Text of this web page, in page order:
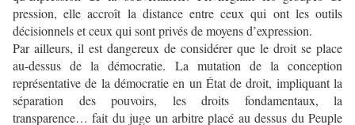
pression, elle accroît la distance entre ceux qui ont les outils
décisionnels et ceux qui sont privés de moyens d’expression.
Par ailleurs, il est dangereux de considérer que le droit se place
au-dessus de la démocratie. La mutation de la conception
représentative de la démocratie en un État de droit, impliquant la
séparation des pouvoirs, les droits fondamentaux, la
transparence… fait du juge un arbitre placé au dessus du Peuple